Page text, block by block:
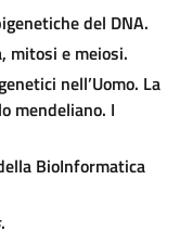
del DNA.
mitosi e meiosi.
nell’Uomo. La
mendeliano. I
BioInformatica
.